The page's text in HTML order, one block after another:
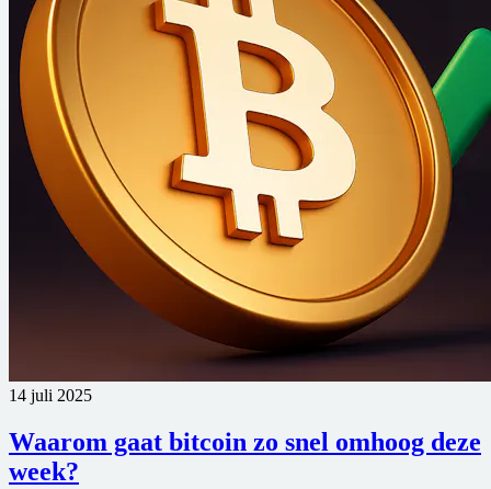
14 juli 2025
Waarom gaat bitcoin zo snel omhoog deze
week?